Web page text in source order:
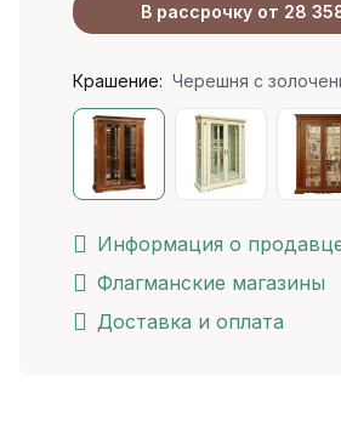
В рассрочку от 28
Крашение: Черешня с
Информация о
Флагманские магазины
Доставка и оплата